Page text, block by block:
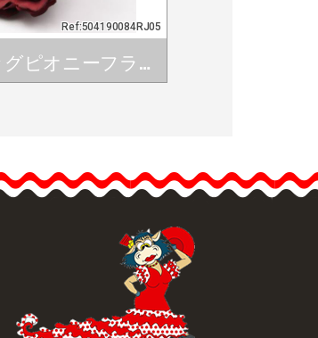
ビッグピオニーフラワーパリレッドカラー。RJ05。16cm
Ref:504190084RJ05
クイックビュー